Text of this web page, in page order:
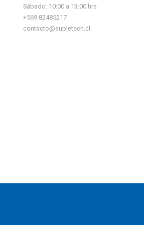
Sábado: 10:00 a 13:00 hrs
+569 82485217
contacto@supletech.cl